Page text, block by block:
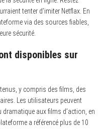
tenter d’imiter Netflax. En
via des sources fiables,
sécurité.
disponibles sur
y compris des films, des
Les utilisateurs peuvent
aux films d’action, en
a référencé plus de 10